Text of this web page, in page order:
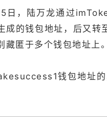
，陆万龙通过
成的钱包地址，后又转
匿于多个钱包地址上。
钱包地址